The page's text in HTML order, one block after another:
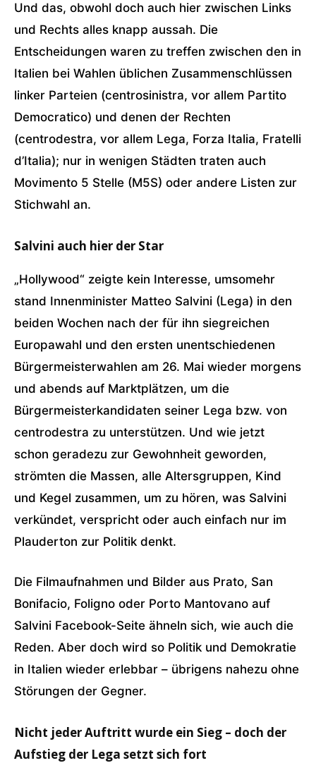
Und das, obwohl doch auch hier zwischen Links
und Rechts alles knapp aussah. Die
Entscheidungen waren zu treffen zwischen den in
Italien bei Wahlen üblichen Zusammenschlüssen
linker Parteien (centrosinistra, vor allem Partito
Democratico) und denen der Rechten
(centrodestra, vor allem Lega, Forza Italia, Fratelli
d’Italia); nur in wenigen Städten traten auch
Movimento 5 Stelle (M5S) oder andere Listen zur
Stichwahl an.
Salvini auch hier der Star
„Hollywood“ zeigte kein Interesse, umsomehr
stand Innenminister Matteo Salvini (Lega) in den
beiden Wochen nach der für ihn siegreichen
Europawahl und den ersten unentschiedenen
Bürgermeisterwahlen am 26. Mai wieder morgens
und abends auf Marktplätzen, um die
Bürgermeisterkandidaten seiner Lega bzw. von
centrodestra zu unterstützen. Und wie jetzt
schon geradezu zur Gewohnheit geworden,
strömten die Massen, alle Altersgruppen, Kind
und Kegel zusammen, um zu hören, was Salvini
verkündet, verspricht oder auch einfach nur im
Plauderton zur Politik denkt.
Die Filmaufnahmen und Bilder aus Prato, San
Bonifacio, Foligno oder Porto Mantovano auf
Salvini Facebook-Seite ähneln sich, wie auch die
Reden. Aber doch wird so Politik und Demokratie
in Italien wieder erlebbar – übrigens nahezu ohne
Störungen der Gegner.
Nicht jeder Auftritt wurde ein Sieg – doch der
Aufstieg der Lega setzt sich fort